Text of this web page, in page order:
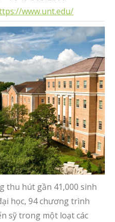
www.unt.edu/
thu hút gần 41,000 sinh
học, 94 chương trình
sỹ trong một loạt các